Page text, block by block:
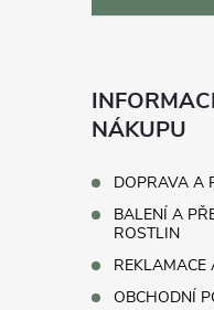
NÁKUPU
DOPRAVA A
BALENÍ A
ROSTLIN
REKLAMACE
OBCHODNÍ